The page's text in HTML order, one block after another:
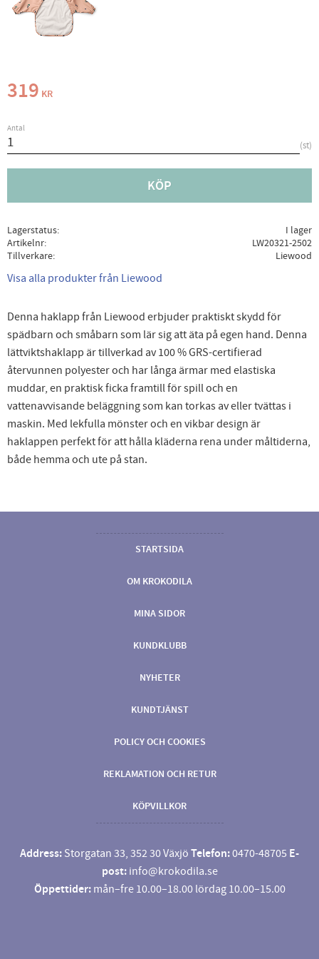
319 KR
Antal
st
KÖP
Lagerstatus
I lager
Artikelnr
LW20321-2502
Tillverkare
Liewood
Visa alla produkter från Liewood
Denna haklapp från Liewood erbjuder praktiskt skydd för
spädbarn och småbarn som lär sig att äta på egen hand. Denna
lättviktshaklapp är tillverkad av 100 % GRS-certifierad
återvunnen polyester och har långa ärmar med elastiska
muddar, en praktisk ficka framtill för spill och en
vattenavvisande beläggning som kan torkas av eller tvättas i
maskin. Med lekfulla mönster och en vikbar design är
haklappen perfekt för att hålla kläderna rena under måltiderna,
både hemma och ute på stan.
STARTSIDA
OM KROKODILA
MINA SIDOR
KUNDKLUBB
NYHETER
KUNDTJÄNST
POLICY OCH COOKIES
REKLAMATION OCH RETUR
KÖPVILLKOR
Address: Storgatan 33, 352 30 Växjö Telefon:0470-48705 E-
post: info@krokodila.se
Öppettider:mån–fre 10.00–18.00 lördag 10.00–15.00